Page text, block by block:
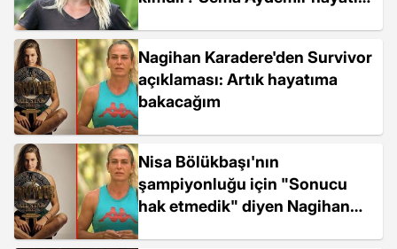
Nagihan Karadere'den Survivor
açıklaması: Artık hayatıma
bakacağım
Nisa Bölükbaşı'nın
şampiyonluğu için "Sonucu
hak etmedik" diyen Nagihan